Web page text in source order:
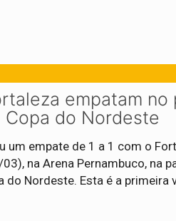
empatam no
Copa do Nordeste
um empate de 1 a 1 com o
na Arena Pernambuco, na
do Nordeste. Esta é a primeira